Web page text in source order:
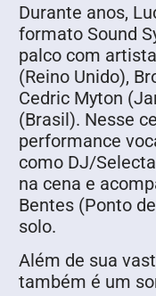
Durante anos,
formato Sound
palco com
(Reino Unido),
Cedric Myton
(Brasil). Nesse
performance
como DJ/
na cena e
Bentes (Ponto
solo.
Além de sua
também é um